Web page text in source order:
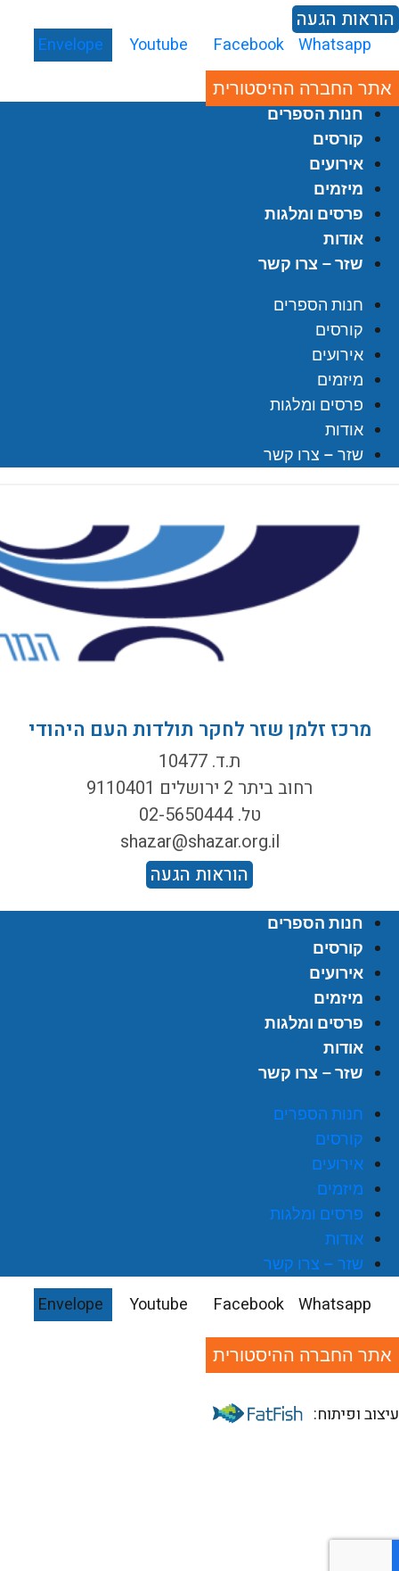
הגעה
Envelope Youtube Facebook Whatsapp
אתר החברה ההיסטורית
חנות הספרים
קורסים
אירועים
מיזמים
פרסים ומלגות
אודות
שזר – צרו קשר
חנות הספרים
קורסים
אירועים
מיזמים
פרסים ומלגות
אודות
שזר – צרו קשר
מרכז זלמן שזר לחקר תולדות העם היהודי
ת.ד. 10477
רחוב ביתר 2 ירושלים 9110401
טל. 02-5650444
shazar@shazar.org.il
הוראות הגעה
חנות הספרים
קורסים
אירועים
מיזמים
פרסים ומלגות
אודות
שזר – צרו קשר
חנות הספרים
קורסים
אירועים
מיזמים
פרסים ומלגות
אודות
שזר – צרו קשר
Envelope Youtube Facebook Whatsapp
אתר החברה ההיסטורית
ופיתוח: